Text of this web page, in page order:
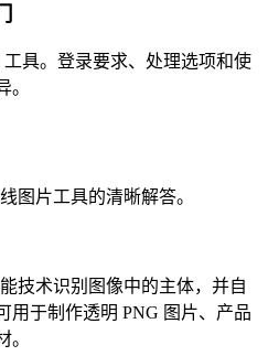
具。登录要求、处理选项和使
。
图片工具的清晰解答。
技术识别图像中的主体，并自
用于制作透明 PNG 图片、产品
。